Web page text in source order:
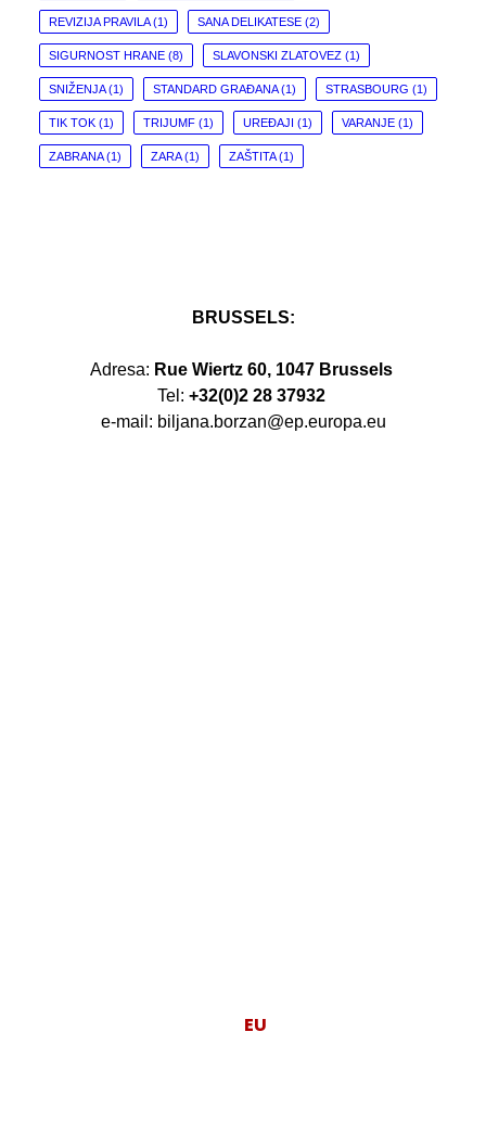
REVIZIJA PRAVILA(1) SANA DELIKATESE (2)
SIGURNOST HRANE (8) SLAVONSKI ZLATOVEZ (1)
SNIŽENJA(1) STANDARD GRAĐANA(1) STRASBOURG (1)
TIK TOK (1) TRIJUMF (1) UREĐAJI (1) VARANJE (1)
ZABRANA(1) ZARA(1) ZAŠTITA(1)
BRUSSELS:
Adresa: Rue Wiertz 60, 1047 Brussels
Tel: +32(0)2 28 37932
e-mail: biljana.borzan@ep.europa.eu
EU